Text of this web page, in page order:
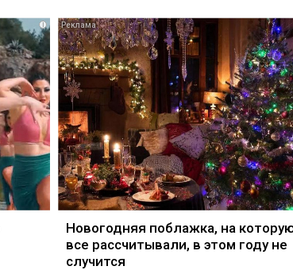
i
Новогодняя поблажка, на
все рассчитывали, в этом году не
случится